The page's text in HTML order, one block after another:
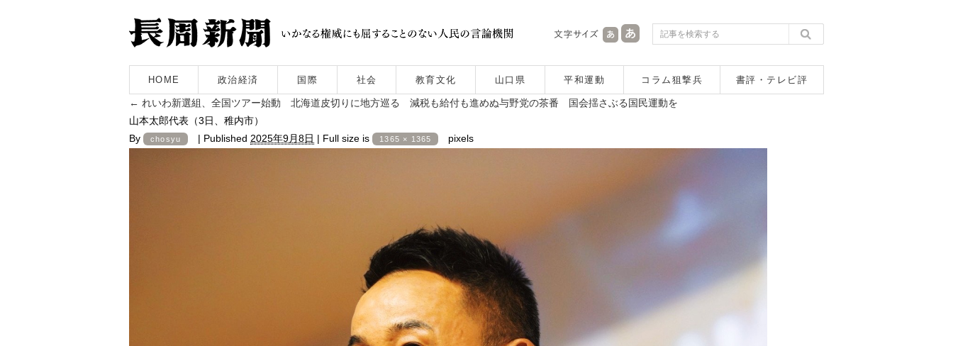
HOME 政治経済 国際 社会 教育文化 山口県 平和運動 コラム狙撃兵 書評・テレビ評
← れいわ新選組、全国ツアー始動 北海道皮切りに地方巡る 減税も給付も進めぬ与野党の茶番 国会揺さぶる国民運動を
山本太郎代表（3日、稚内市）
By
chosyu | Published 2025年9月8日 | Full size is 1365 × 1365 pixels